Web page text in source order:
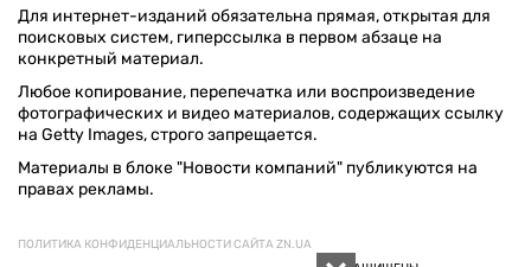
Для интернет-изданий обязательна прямая, открытая для
поисковых систем, гиперссылка в первом абзаце на
конкретный материал.
Любое копирование, перепечатка или воспроизведение
фотографических и видео материалов, содержащих ссылку
на Getty Images, строго запрещается.
Материалы в блоке "Новости компаний" публикуются на
правах рекламы.
ПОЛИТИКА КОНФИДЕНЦИАЛЬНОСТИ САЙТА ZN.UA